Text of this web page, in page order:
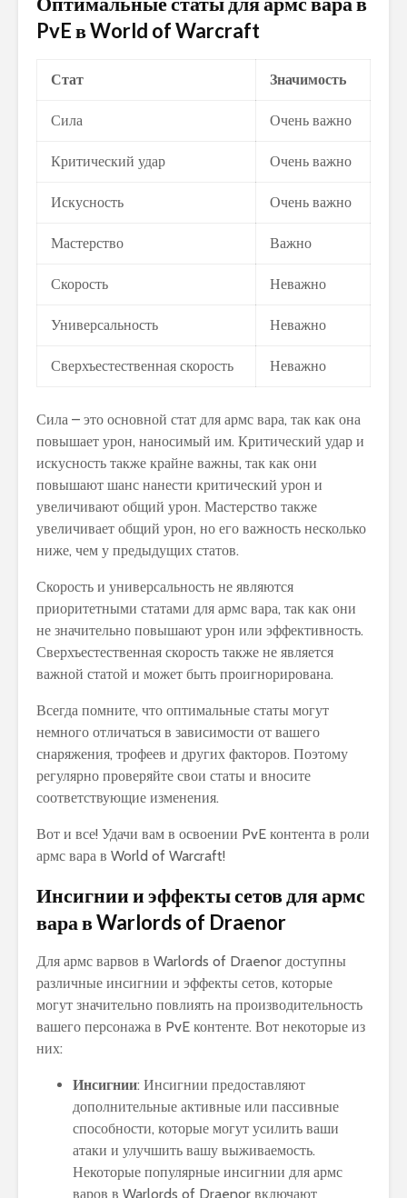
PvE в World of Warcraft
Стат Значимость
Сила Очень важно
Критический удар Очень важно
Искусность Очень важно
Мастерство Важно
Скорость Неважно
Универсальность Неважно
Сверхъестественная скорость Неважно
Сила – это основной стат для армс вара, так как она
повышает урон, наносимый им. Критический удар и
искусность также крайне важны, так как они
повышают шанс нанести критический урон и
увеличивают общий урон. Мастерство также
увеличивает общий урон, но его важность несколько
ниже, чем у предыдущих статов.
Скорость и универсальность не являются
приоритетными статами для армс вара, так как они
не значительно повышают урон или эффективность.
Сверхъестественная скорость также не является
важной статой и может быть проигнорирована.
Всегда помните, что оптимальные статы могут
немного отличаться в зависимости от вашего
снаряжения, трофеев и других факторов. Поэтому
регулярно проверяйте свои статы и вносите
соответствующие изменения.
Вот и все! Удачи вам в освоении PvE контента в роли
армс вара в World of Warcraft!
Инсигнии и эффекты сетов для армс
вара в Warlords of Draenor
Для армс варвов в Warlords of Draenor доступны
различные инсигнии и эффекты сетов, которые
могут значительно повлиять на производительность
вашего персонажа в PvE контенте. Вот некоторые из
них:
Инсигнии: Инсигнии предоставляют
дополнительные активные или пассивные
способности, которые могут усилить ваши
атаки и улучшить вашу выживаемость.
Некоторые популярные инсигнии для армс
варов в Warlords of Draenor включают